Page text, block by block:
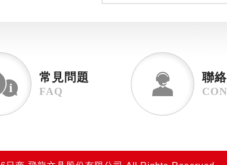
常見問題
FAQ
聯